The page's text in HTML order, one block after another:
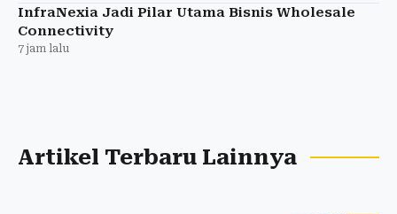
InfraNexia Jadi Pilar Utama Bisnis Wholesale
Connectivity
7 jam lalu
Artikel Terbaru Lainnya